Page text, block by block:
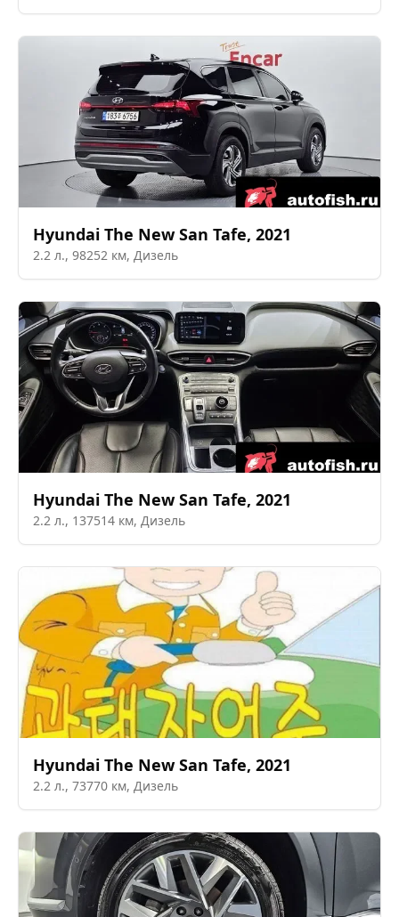
Hyundai The New San Tafe, 2021
2.2 л., 98252 км, Дизель
Hyundai The New San Tafe, 2021
2.2 л., 137514 км, Дизель
Hyundai The New San Tafe, 2021
2.2 л., 73770 км, Дизель